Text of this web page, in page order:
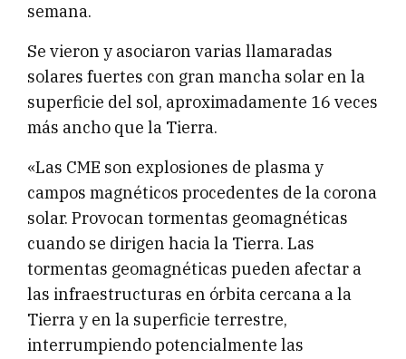
semana.
Se vieron y asociaron varias llamaradas
solares fuertes con gran mancha solar en la
superficie del sol, aproximadamente 16 veces
más ancho que la Tierra.
«Las CME son explosiones de plasma y
campos magnéticos procedentes de la corona
solar. Provocan tormentas geomagnéticas
cuando se dirigen hacia la Tierra. Las
tormentas geomagnéticas pueden afectar a
las infraestructuras en órbita cercana a la
Tierra y en la superficie terrestre,
interrumpiendo potencialmente las